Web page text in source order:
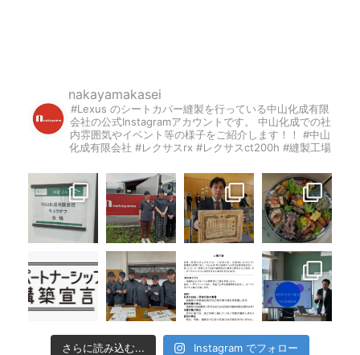
nakayamakasei
#Lexus のシートカバー縫製を行っている中山化成有限
会社の公式Instagramアカウントです。
中山化成での社
内雰囲気やイベント等の様子をご紹介します！！
#中山
化成有限会社 #レクサスrx #レクサスct200h #縫製工場
さらに読み込む... Instagram でフォロー